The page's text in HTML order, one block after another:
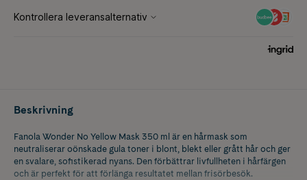
Beskrivning
Fanola Wonder No Yellow Mask 350 ml är en hårmask som
neutraliserar oönskade gula toner i blont, blekt eller grått hår och ger
en svalare, sofistikerad nyans. Den förbättrar livfullheten i hårfärgen
och är perfekt för att förlänga resultatet mellan frisörbesök.